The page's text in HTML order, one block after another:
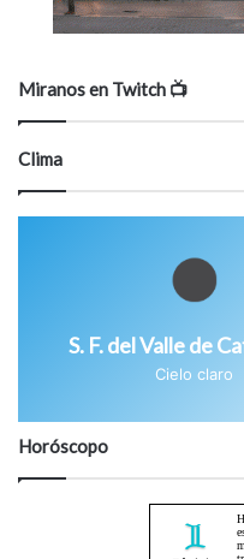
Miranos en Twitch 📺
Clima
S. F. del Valle de
Cielo claro
Horóscopo